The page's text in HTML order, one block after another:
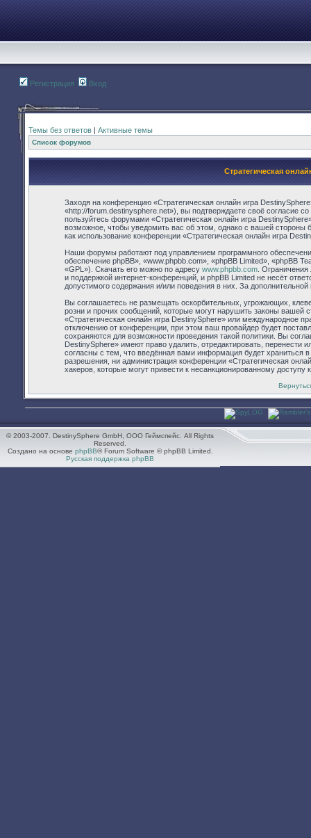
Регистрация Вход
Темы без ответов | Активные темы
Список форумов
Стратегическая
Заходя на конференцию «Стратегическая онлайн игра
«http://forum.destinysphere.net»), вы подтверждаете своё согласие
пользуйтесь форумами «Стратегическая онлайн игра
возможное, чтобы уведомить вас об этом, однако с вашей стороны
как использование конференции «Стратегическая онлайн игра
Наши форумы работают под управлением программного
обеспечение phpBB», «www.phpbb.com», «phpBB Limited», «phpBB
«GPL»). Скачать его можно по адресу www.phpbb.com. Ограничения
и поддержкой интернет-конференций, и phpBB Limited не несёт
допустимого содержания и/или поведения в них. За
Вы соглашаетесь не размещать оскорбительных, угрожающих,
розни и прочих сообщений, которые могут нарушить законы вашей
«Стратегическая онлайн игра DestinySphere» или международное
отключению от конференции, при этом ваш провайдер будет
сохраняются для возможности проведения такой политики. Вы
DestinySphere» имеют право удалить, отредактировать,
согласны с тем, что введённая вами информация будет храниться
разрешения, ни администрация конференции «Стратегическая
хакеров, которые могут привести к несанкционированному доступу
© 2003-2007. DestinySphere GmbH, ООО Геймспейс. All Rights
Reserved.
Создано на основе phpBB® Forum Software © phpBB Limited.
Русская поддержка phpBB